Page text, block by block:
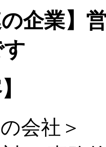
企業】
会社＞